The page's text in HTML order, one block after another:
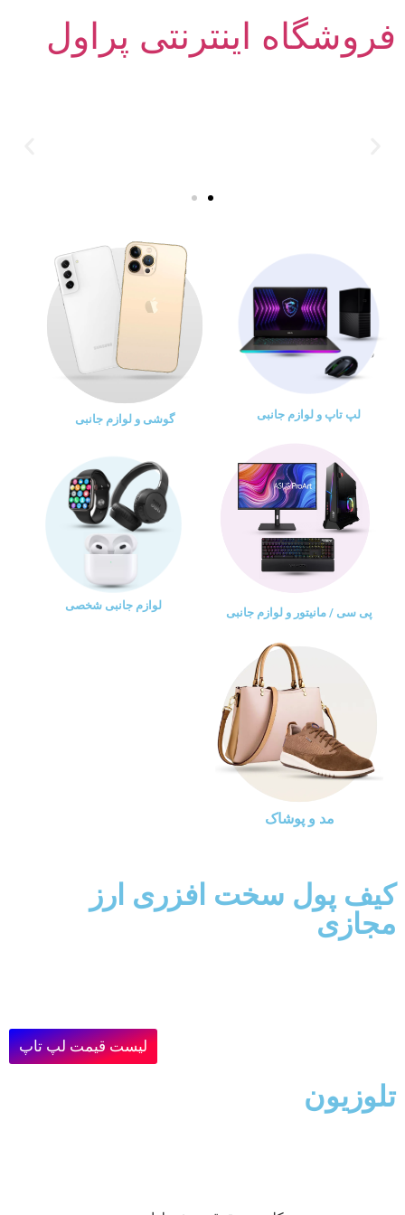
فروشگاه اینترنتی پراول
لپ تاپ و لوازم جانبی گوشی و لوازم جانبی
پی سی / مانیتور و لوازم جانبی
لوازم جانبی شخصی
مد و پوشاک
کیف پول سخت افزری ارز
مجازی
لیست قیمت لپ تاپ
تلوزیون